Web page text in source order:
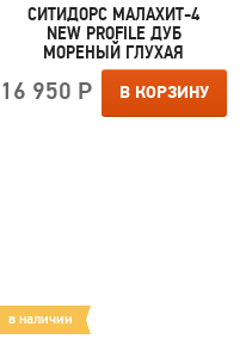
СИТИДОРС МАЛАХИТ-4
NEW PROFILE ДУБ
МОРЕНЫЙ ГЛУХАЯ
16 950 Р В КОРЗИНУ
в наличии